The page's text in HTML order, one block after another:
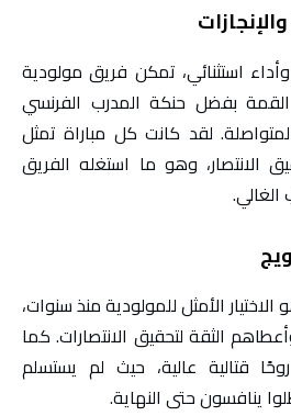
استثنائي، تمكن فريق مولودية
بفضل حنكة المدرب الفرنسي
لقد كانت كل مباراة تمثل
الانتصار، وهو ما استغله الفريق
الأمثل للمولودية منذ سنوات،
الثقة لتحقيق الانتصارات. كما
قتالية عالية، حيث لم يستسلم
ينافسون حتى النهاية.